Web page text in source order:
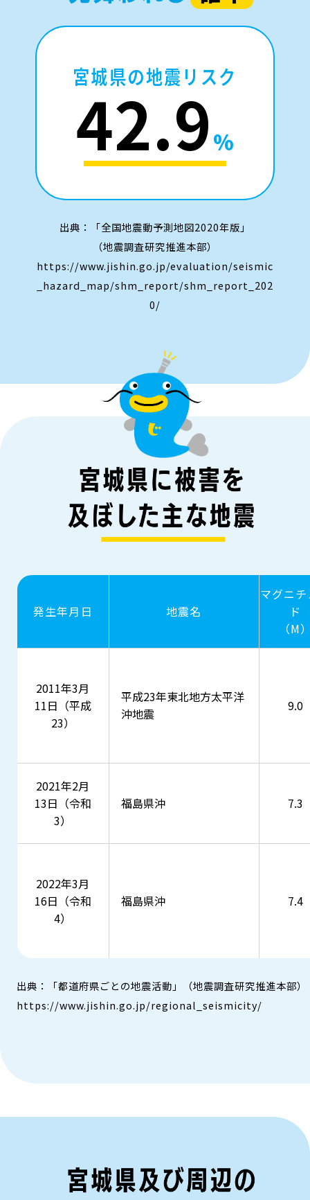
宮城県の地震リスク
42.9%
出典：「全国地震動予測地図2020年版」
（地震調査研究推進本部）
https://www.jishin.go.jp/evaluation/seismic
_hazard_map/shm_report/shm_report_202
0/
発生年月日 地震名
マグニ
ド
（M
2011年3月
11日（平成
23）
平成23年東北地方太平洋
沖地震
9.0
2021年2月
13日（令和
3）
福島県沖 7.3
2022年3月
16日（令和
4）
福島県沖 7.4
出典：「都道府県ごとの地震活動」（地震調査研究推進本部）​
https://www.jishin.go.jp/regional_seismicity/